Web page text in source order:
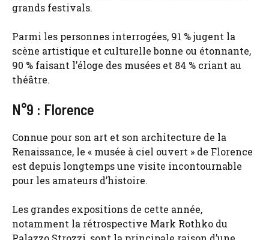
grands festivals.
Parmi les personnes interrogées, 91 % jugent la
scène artistique et culturelle bonne ou étonnante,
90 % faisant l’éloge des musées et 84 % criant au
théâtre.
N°9 : Florence
Connue pour son art et son architecture de la
Renaissance, le « musée à ciel ouvert » de Florence
est depuis longtemps une visite incontournable
pour les amateurs d’histoire.
Les grandes expositions de cette année,
notamment la rétrospective Mark Rothko du